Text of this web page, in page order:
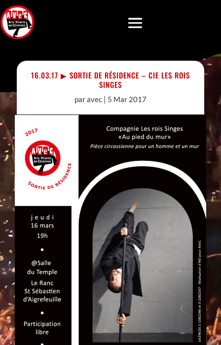
16.03.17 ▶︎ SORTIE DE RÉSIDENCE – CIE LES ROIS
SINGES
paravec| 5 Mar 2017